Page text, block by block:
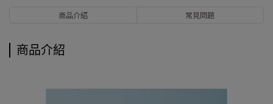
商品介紹 常見問題
商品介紹